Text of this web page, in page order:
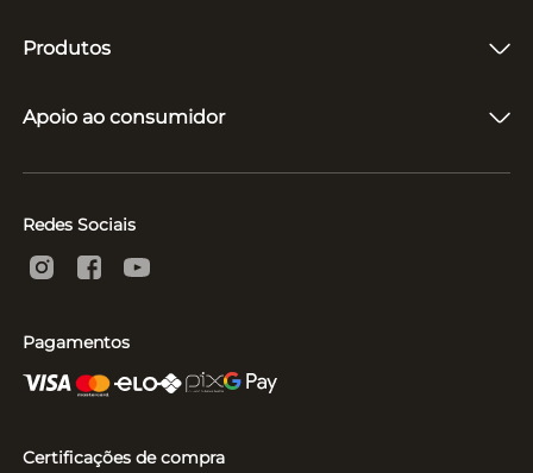
Produtos
Caixas de Som
Vitrolas e Toca-Discos
Apoio ao consumidor
Suporte e Reparo
Políticas
Redes Sociais
Pagamentos
Certificações de compra